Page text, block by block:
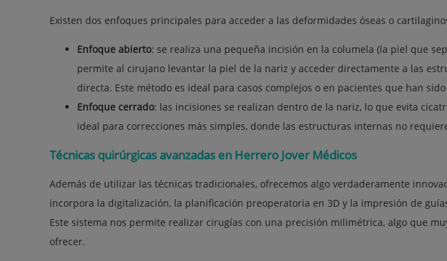
Existen dos enfoques principales para acceder a las deformidades óseas o
Enfoque abierto: se realiza una pequeña incisión en la columela (la piel que
permite al cirujano levantar la piel de la nariz y acceder directamente a las
directa. Este método es ideal para casos complejos o en pacientes que han
Enfoque cerrado: las incisiones se realizan dentro de la nariz, lo que evita
ideal para correcciones más simples, donde las estructuras internas no
Técnicas quirúrgicas avanzadas en Herrero Jover Médicos
Además de utilizar las técnicas tradicionales, ofrecemos algo verdaderamente
incorpora la digitalización, la planificación preoperatoria en 3D y la impresión de
Este sistema nos permite realizar cirugías con una precisión milimétrica, algo que
ofrecer.